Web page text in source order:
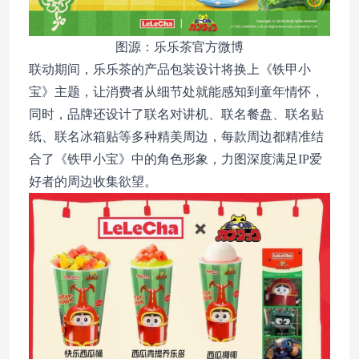
图源：乐乐茶官方微博
联动期间，乐乐茶的产品包装设计将换上《铁甲小
宝》主题，让消费者从细节处就能感知到童年情怀，
同时，品牌还设计了联名对讲机、联名餐盘、联名贴
纸、联名冰箱贴等多种精美周边，每款周边都精准结
合了《铁甲小宝》中的角色形象，力图深度满足IP爱
好者的周边收集欲望。